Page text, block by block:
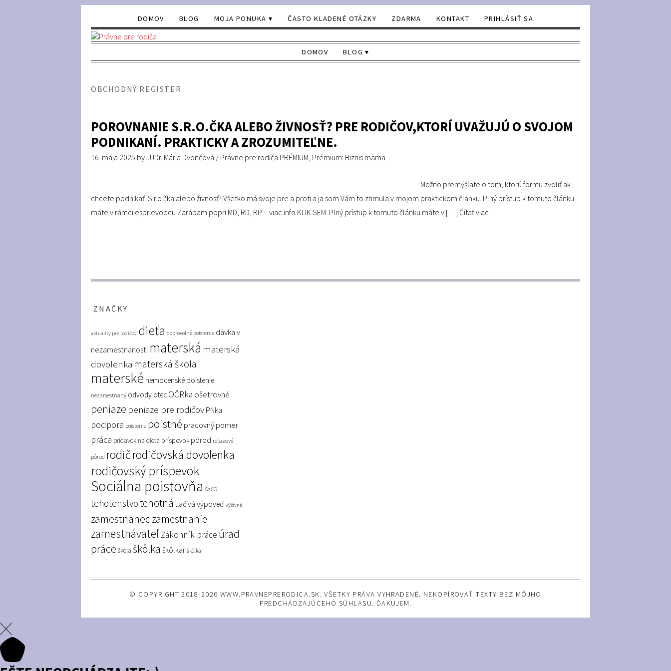
DOMOV BLOG MOJA PONUKA ČASTO KLADENÉ OTÁZKY ZDARMA KONTAKT PRIHLÁSIŤ SA
DOMOV BLOG
OBCHODNÝ REGISTER
POROVNANIE S.R.O.ČKA ALEBO ŽIVNOSŤ? PRE RODIČOV,KTORÍ UVAŽUJÚ O SVOJOM
PODNIKANÍ. PRAKTICKY A ZROZUMITEĽNE.
16. mája 2025 byJUDr. Mária Dvončová / Právne pre rodiča PRÉMIUM, Prémium: Biznis mama
Možno premýšľate o tom, ktorú formu zvoliť ak
chcete podnikať. S.r.o.čka alebo živnosť? Všetko má svoje pre a proti a ja som Vám to zhrnula v mojom praktickom článku. Plný prístup k tomuto článku
máte v rámci esprievodcu Zarábam popri MD, RD, RP – viac info KLIK SEM. Plný prístup k tomuto článku máte v […] Čítať viac
ZNAČKY
aktuality pre rodičov dieťa dobrovoľné poistenie dávka v
nezamestnanosti materská materská
dovolenka materská škola
materské nemocenské poistenie
nezamestnaný odvody otec OČRka ošetrovné
peniaze peniaze pre rodičov PNka
podpora poistenie poistné pracovný pomer
práca prídavok na dieťa príspevok pôrod reťazový
pôrod rodičrodičovská dovolenka
rodičovský príspevok
Sociálna poisťovňa SzČO
tehotenstvotehotná tlačivá výpoveď výživné
zamestnaneczamestnanie
zamestnávateľZákonník práce úrad
práce škola škôlka škôlkar škôlkár
© COPYRIGHT 2018-2026 WWW.PRAVNEPRERODICA.SK. VŠETKY PRÁVA VYHRADENÉ. NEKOPÍROVAŤ TEXTY BEZ MÔJHO
PREDCHÁDZAJÚCEHO SÚHLASU. ĎAKUJEM.